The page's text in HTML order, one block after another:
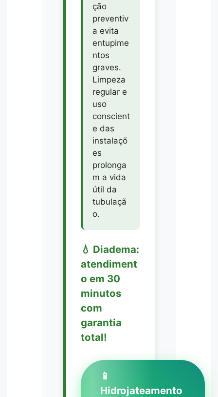
ção
preventiv
a evita
entupime
ntos
graves.
Limpeza
regular e
uso
conscient
e das
instalaçõ
es
prolonga
m a vida
útil da
tubulaçã
o.
💧 Diadema:
atendiment
o em 30
minutos
com
garantia
total!
📱
Hidrojateamento